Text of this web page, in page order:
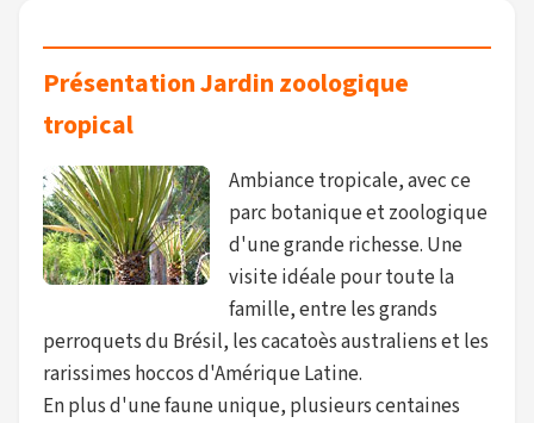
Présentation Jardin zoologique
tropical
Ambiance tropicale, avec ce
parc botanique et zoologique
d'une grande richesse. Une
visite idéale pour toute la
famille, entre les grands
perroquets du Brésil, les cacatoès australiens et les
rarissimes hoccos d'Amérique Latine.
En plus d'une faune unique, plusieurs centaines